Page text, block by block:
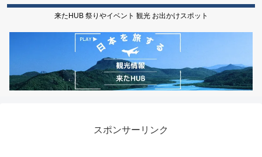
来たHUB 祭りやイベント 観光 お出かけスポット
スポンサーリンク